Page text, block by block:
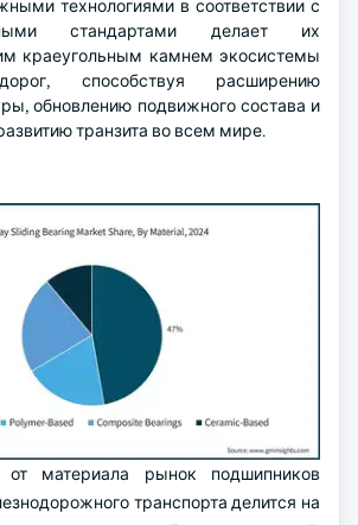
технологиями в соответствии с
стандартами делает их
краеугольным камнем экосистемы
способствуя расширению
обновлению подвижного состава и
транзита во всем мире.
от материала рынок подшипников
транспорта делится на